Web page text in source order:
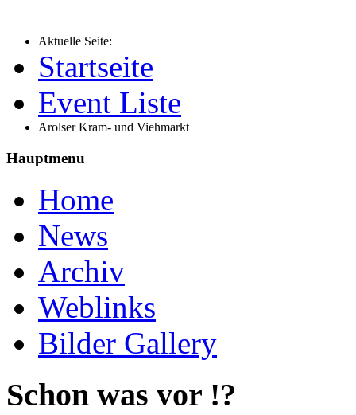
Aktuelle Seite:
Startseite
Event Liste
Arolser Kram- und Viehmarkt
Hauptmenu
Home
News
Archiv
Weblinks
Bilder Gallery
Schon was vor !?